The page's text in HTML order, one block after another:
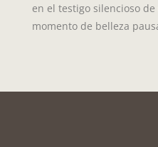
en el testigo silencioso
momento de belleza